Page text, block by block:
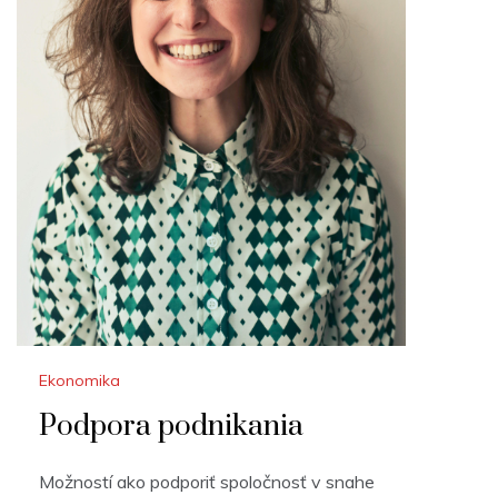
Ekonomika
Podpora podnikania
Možností ako podporiť spoločnosť v snahe